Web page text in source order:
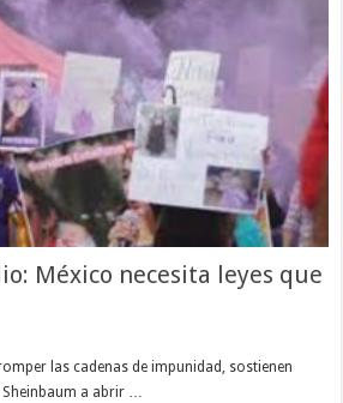
México necesita leyes que
las cadenas de impunidad, sostienen
Sheinbaum a abrir …